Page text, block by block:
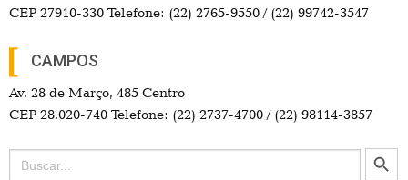
CEP 27910-330 Telefone: (22) 2765-9550 / (22) 99742-3547
CAMPOS
Av. 28 de Março, 485 Centro
CEP 28.020-740 Telefone: (22) 2737-4700 / (22) 98114-3857
Search
for:
Search Button